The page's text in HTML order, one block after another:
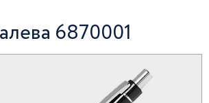
6870001